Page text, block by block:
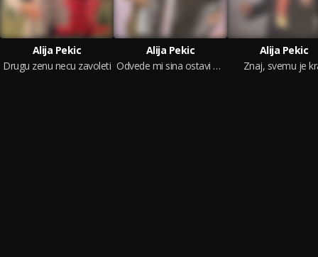
Alija Pekic
Drugu zenu necu zavoleti
Alija Pekic
Odvede mi sina ostavi me sama
Alija Pekic
Znaj, svemu je